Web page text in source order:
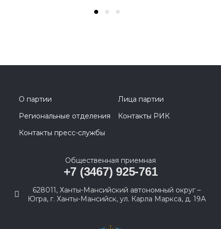
О партии
Лица партии
Региональные отделения
Контакты РИК
Контакты пресс-службы
Общественная приемная
+7 (3467) 925-761
628011, Ханты-Мансийский автономный округ –
Югра, г. Ханты-Мансийск, ул. Карла Маркса, д. 19А